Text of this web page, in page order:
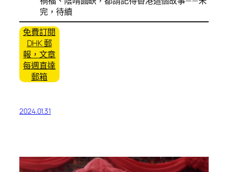
完，待續
免費訂閱
DHK 郵
報，文章
每週直達
郵箱
2024.01.31